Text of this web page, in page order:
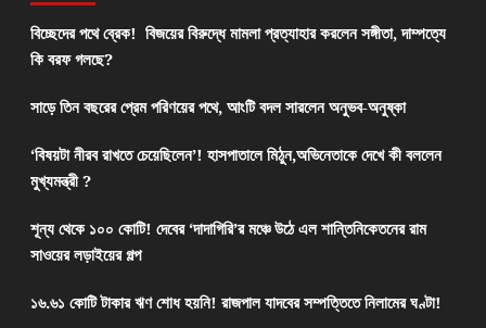
বিচ্ছেদের পথে ব্রেক! বিজয়ের বিরুদ্ধে মামলা প্রত্যাহার করলেন সঙ্গীতা, দাম্পত্যে
কি বরফ গলছে?
সাড়ে তিন বছরের প্রেম পরিণয়ের পথে, আংটি বদল সারলেন অনুভব-অনুষ্কা
‘বিষয়টা নীরব রাখতে চেয়েছিলেন’! হাসপাতালে মিঠুন,অভিনেতাকে দেখে কী বললেন
মুখ্যমন্ত্রী ?
শূন্য থেকে ১০০ কোটি! দেবের ‘দাদাগিরি’র মঞ্চে উঠে এল শান্তিনিকেতনের রাম
সাওয়ের লড়াইয়ের গল্প
১৬.৬১ কোটি টাকার ঋণ শোধ হয়নি! রাজপাল যাদবের সম্পত্তিতে নিলামের ঘণ্টা!